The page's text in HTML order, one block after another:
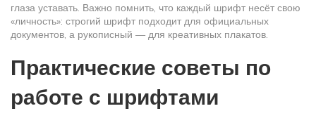
глаза уставать. Важно помнить, что каждый шрифт несёт свою
«личность»: строгий шрифт подходит для официальных
документов, а рукописный — для креативных плакатов.
Практические советы по
работе с шрифтами